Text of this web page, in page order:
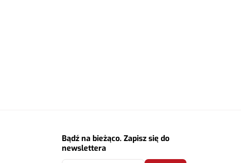
Bądź na bieżąco. Zapisz się do
newslettera